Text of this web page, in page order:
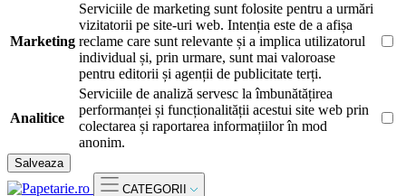
Marketing
Serviciile de marketing sunt folosite pentru a urmări
vizitatorii pe site-uri web. Intenția este de a afișa
reclame care sunt relevante și a implica utilizatorul
individual și, prin urmare, sunt mai valoroase
pentru editorii și agenții de publicitate terți.
Analitice
Serviciile de analiză servesc la îmbunătățirea
performanței și funcționalității acestui site web prin
colectarea și raportarea informațiilor în mod
anonim.
Salveaza
CATEGORII